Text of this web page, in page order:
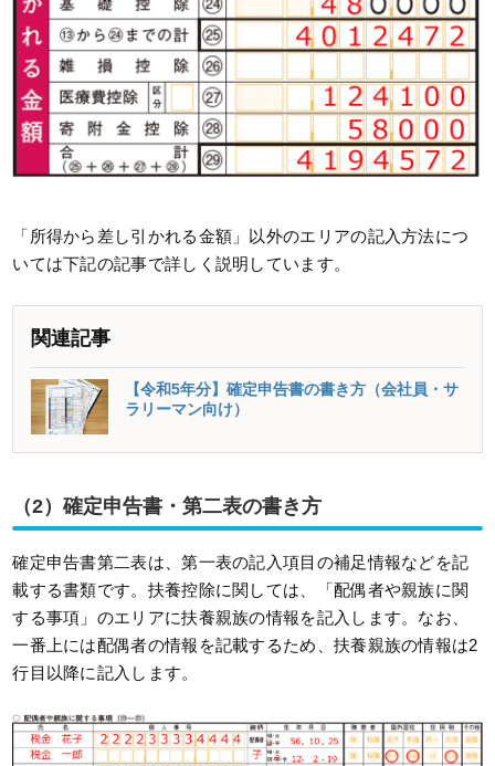
「所得から差し引かれる金額」以外のエリアの記入方法につ
いては下記の記事で詳しく説明しています。
関連記事
【令和5年分】確定申告書の書き方（会社員・サ
ラリーマン向け）
（2）確定申告書・第二表の書き方
確定申告書第二表は、第一表の記入項目の補足情報などを記
載する書類です。扶養控除に関しては、「配偶者や親族に関
する事項」のエリアに扶養親族の情報を記入します。なお、
一番上には配偶者の情報を記載するため、扶養親族の情報は2
行目以降に記入します。